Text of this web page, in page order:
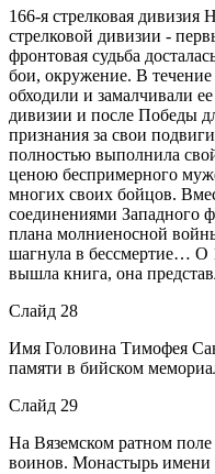
166-я стрелковая
стрелковой дивизии -
фронтовая судьба
бои, окружение. В течение
обходили и замалчивали
дивизии и после Победы
признания за свои
полностью выполнила
ценою беспримерного
многих своих бойцов.
соединениями Западного
плана молниеносной
шагнула в бессмертие… О
вышла книга, она
Слайд 28
Имя Головина Тимофея
памяти в бийском
Слайд 29
На Вяземском ратном
воинов. Монастырь